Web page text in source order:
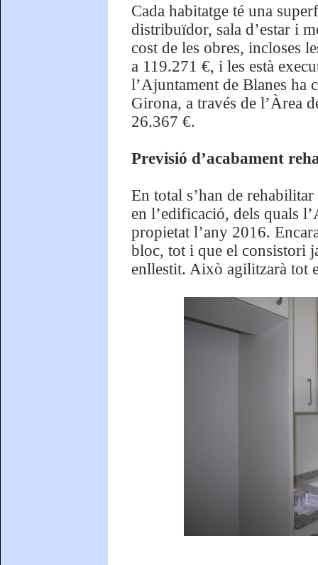
Cada habitatge té una
distribuïdor, sala d’estar i
cost de les obres, incloses
a 119.271 €, i les està
l’Ajuntament de Blanes ha
Girona, a través de l’Àrea
26.367 €.
Previsió d’acabament
En total s’han de
en l’edificació, dels quals
propietat l’any 2016.
bloc, tot i que el consistori
enllestit. Això agilitzarà tot